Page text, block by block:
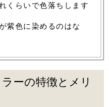
くらいで色落ちします
紫色に染めるのはな
ーの特徴とメリ